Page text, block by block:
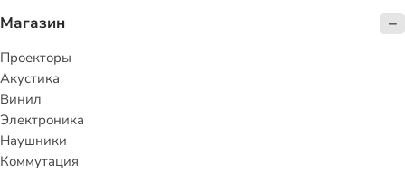
Магазин
Проекторы
Акустика
Винил
Электроника
Наушники
Коммутация